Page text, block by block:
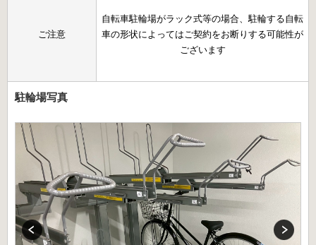
ご注意
自転車駐輪場がラック式等の場合、駐輪する自転
車の形状によってはご契約をお断りする可能性が
ございます
駐輪場写真